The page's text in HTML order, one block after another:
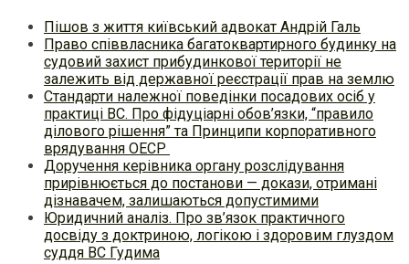
Пішов з життя київський адвокат Андрій Галь
Право співвласника багатоквартирного будинку на
судовий захист прибудинкової території не
залежить від державної реєстрації прав на землю
Стандарти належної поведінки посадових осіб у
практиці ВC. Про фідуціарні обов’язки, “правило
ділового рішення” та Принципи корпоративного
врядування ОЕСР
Доручення керівника органу розслідування
прирівнюється до постанови — докази, отримані
дізнавачем, залишаються допустимими
Юридичний аналіз. Про зв’язок практичного
досвіду з доктриною, логікою і здоровим глуздом
суддя ВС Гудима